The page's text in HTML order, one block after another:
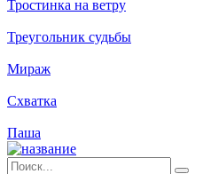
Тростинка на ветру
Треугольник судьбы
Мираж
Схватка
Паша